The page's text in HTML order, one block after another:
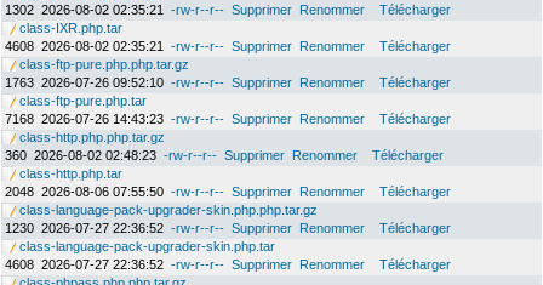
1302 2026-08-02 02:35:21 -rw-r--r-- Supprimer Renommer
Télécharger
class-IXR.php.tar
4608 2026-08-02 02:35:21 -rw-r--r-- Supprimer Renommer
Télécharger
class-ftp-pure.php.php.tar.gz
1763 2026-07-26 09:52:10 -rw-r--r-- Supprimer Renommer
Télécharger
class-ftp-pure.php.tar
7168 2026-07-26 14:43:23 -rw-r--r-- Supprimer Renommer
Télécharger
class-http.php.php.tar.gz
360 2026-08-02 02:48:23 -rw-r--r-- Supprimer Renommer
Télécharger
class-http.php.tar
2048 2026-08-06 07:55:50 -rw-r--r-- Supprimer Renommer
Télécharger
class-language-pack-upgrader-skin.php.php.tar.gz
1230 2026-07-27 22:36:52 -rw-r--r-- Supprimer Renommer
Télécharger
class-language-pack-upgrader-skin.php.tar
4608 2026-07-27 22:36:52 -rw-r--r-- Supprimer Renommer
Télécharger